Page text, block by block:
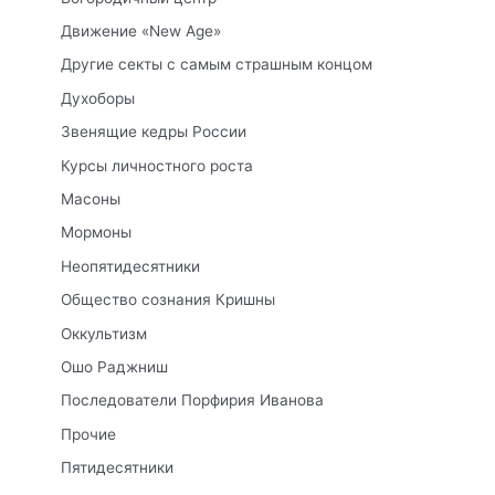
Движение «New Age»
Другие секты с самым страшным концом
Духоборы
Звенящие кедры России
Курсы личностного роста
Масоны
Мормоны
Неопятидесятники
Общество сознания Кришны
Оккультизм
Ошо Раджниш
Последователи Порфирия Иванова
Прочие
Пятидесятники